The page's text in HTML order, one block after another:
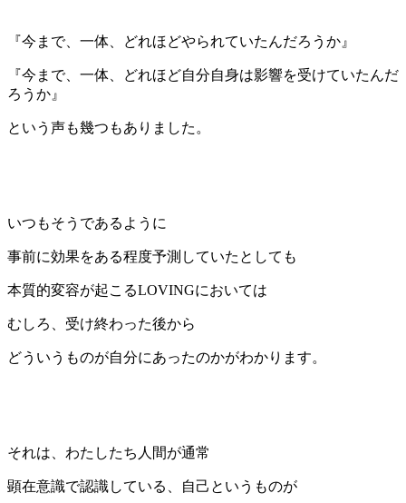
『今まで、一体、どれほどやられていたんだろうか』
『今まで、一体、どれほど自分自身は影響を受けていたんだ
ろうか』
という声も幾つもありました。
いつもそうであるように
事前に効果をある程度予測していたとしても
本質的変容が起こるLOVINGにおいては
むしろ、受け終わった後から
どういうものが自分にあったのかがわかります。
それは、わたしたち人間が通常
顕在意識で認識している、自己というものが